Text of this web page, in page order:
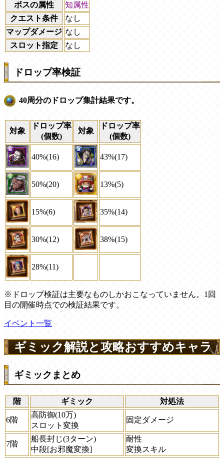
ボスの属性
知属性
クエスト条件
なし
マップダメージ なし
スロット指定
なし
ドロップ率検証
40周分のドロップ集計結果です。
対象
ドロップ率
(個数)
対象
ドロップ率
(個数)
40%(16) 43%(17)
50%(20) 13%(5)
15%(6) 35%(14)
30%(12) 38%(15)
28%(11)
※ドロップ検証は主要なものしかおこなっていません。1回
目の開催時点での検証結果です。
イベント一覧
ギミック解説と攻略おすすめキャラ
ギミックまとめ
階 ギミック 対処法
6階
高防御(10万)
スロット変換
固定ダメージ
7階
船長封じ(3ターン)
中段[お邪魔変換]
耐性
変換スキル